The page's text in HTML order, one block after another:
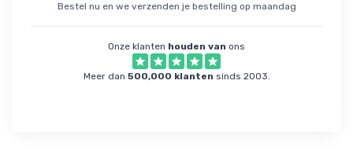
Bestel nu en we verzenden je bestelling op maandag
Onze klanten houden van ons
Meer dan 500,000 klanten sinds 2003.